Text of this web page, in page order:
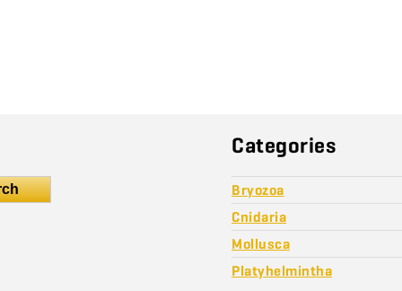
Categories
Bryozoa
Cnidaria
Mollusca
Platyhelmintha